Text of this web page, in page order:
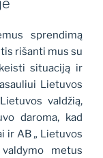
sprendimą
rišanti mus su
situaciją ir
Lietuvos
valdžią,
daroma, kad
ir AB „ Lietuvos
metus